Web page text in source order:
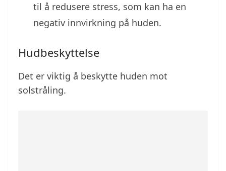
til å redusere stress, som kan ha en
negativ innvirkning på huden.
Hudbeskyttelse
Det er viktig å beskytte huden mot
solstråling.